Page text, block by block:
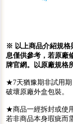
※ 以上商品介紹規格
息僅供參考，若原廠
牌官網。以原廠規格
★7天猶豫期非試用期
破壞原廠外盒包裝。
★商品一經拆封或使
若非商品本身瑕疵而